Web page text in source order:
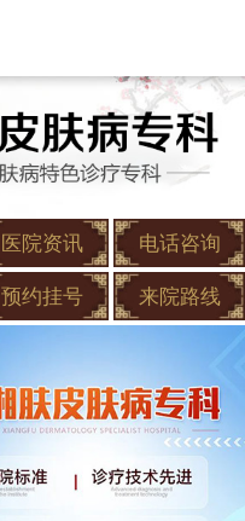
医院资讯 电话咨询
预约挂号 来院路线